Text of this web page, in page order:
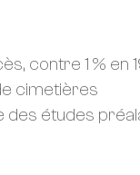
contre 1 % en
cimetières
des études